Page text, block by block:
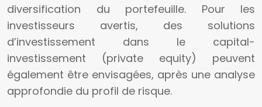
diversification du portefeuille. Pour les
investisseurs avertis, des solutions
d’investissement dans le capital-
investissement (private equity) peuvent
également être envisagées, après une analyse
approfondie du profil de risque.